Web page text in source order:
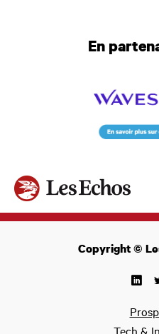
En
Copyright ©